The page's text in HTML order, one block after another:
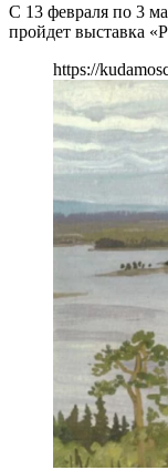
С 13 февраля по 3
пройдет выставка
https://